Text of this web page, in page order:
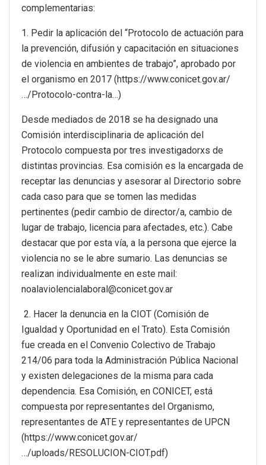
complementarias:
1. Pedir la aplicación del “Protocolo de actuación para
la prevención, difusión y capacitación en situaciones
de violencia en ambientes de trabajo”, aprobado por
el organismo en 2017 (https://www.conicet.gov.ar/
…/Protocolo-contra-la…)
Desde mediados de 2018 se ha designado una
Comisión interdisciplinaria de aplicación del
Protocolo compuesta por tres investigadorxs de
distintas provincias. Esa comisión es la encargada de
receptar las denuncias y asesorar al Directorio sobre
cada caso para que se tomen las medidas
pertinentes (pedir cambio de director/a, cambio de
lugar de trabajo, licencia para afectades, etc.). Cabe
destacar que por esta vía, a la persona que ejerce la
violencia no se le abre sumario. Las denuncias se
realizan individualmente en este mail:
noalaviolencialaboral@conicet.gov.ar
2. Hacer la denuncia en la CIOT (Comisión de
Igualdad y Oportunidad en el Trato). Esta Comisión
fue creada en el Convenio Colectivo de Trabajo
214/06 para toda la Administración Pública Nacional
y existen delegaciones de la misma para cada
dependencia. Esa Comisión, en CONICET, está
compuesta por representantes del Organismo,
representantes de ATE y representantes de UPCN
(https://www.conicet.gov.ar/
…/uploads/RESOLUCION-CIOT.pdf)